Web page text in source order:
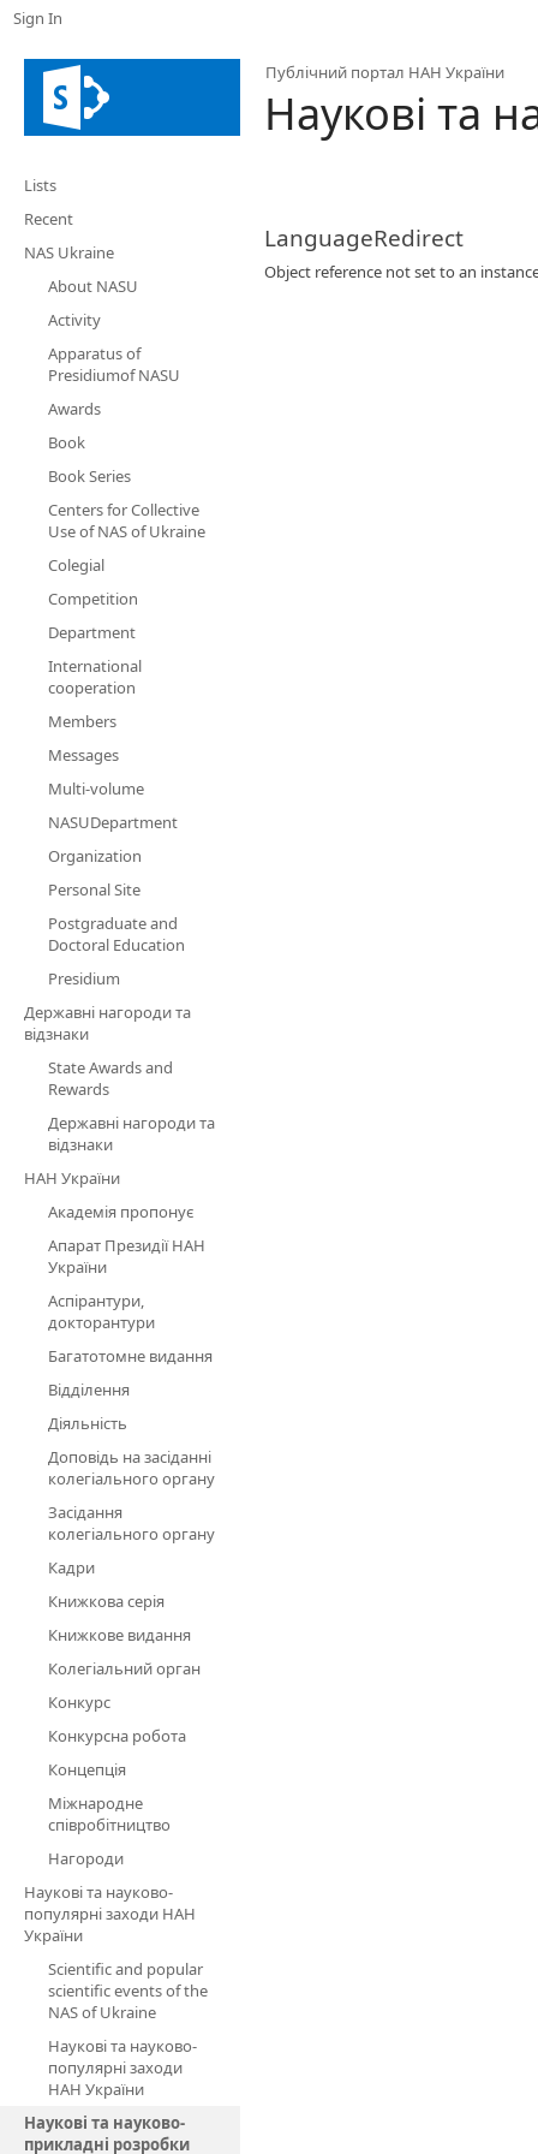
Sign In
Публічний портал НАН України
Наукові та
Lists
Recent
NAS Ukraine
About NASU
Activity
Apparatus of
Presidiumof NASU
Awards
Book
Book Series
Centers for Collective
Use of NAS of Ukraine
Colegial
Competition
Department
International
cooperation
Members
Messages
Multi-volume
NASUDepartment
Organization
Personal Site
Postgraduate and
Doctoral Education
Presidium
Державні нагороди та
відзнаки
State Awards and
Rewards
Державні нагороди та
відзнаки
НАН України
Академія пропонує
Апарат Президії НАН
України
Аспірантури,
докторантури
Багатотомне видання
Відділення
Діяльність
Доповідь на засіданні
колегіального органу
Засідання
колегіального органу
Кадри
Книжкова серія
Книжкове видання
Колегіальний орган
Конкурс
Конкурсна робота
Концепція
Міжнародне
співробітництво
Нагороди
Наукові та науково-
популярні заходи НАН
України
Scientific and popular
scientific events of the
NAS of Ukraine
Наукові та науково-
популярні заходи
НАН України
Наукові та науково-
прикладні розробки
LanguageRedirect
Object reference not set to an